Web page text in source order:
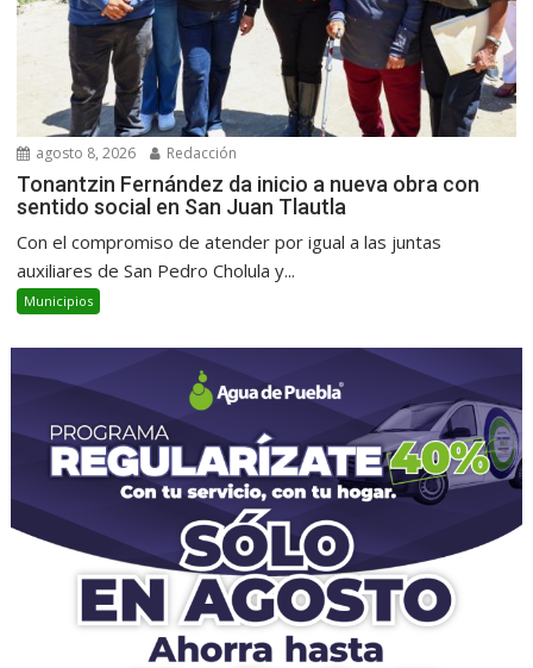
agosto 8, 2026 Redacción
Tonantzin Fernández da inicio a nueva obra con
sentido social en San Juan Tlautla
Con el compromiso de atender por igual a las juntas
auxiliares de San Pedro Cholula y...
Municipios